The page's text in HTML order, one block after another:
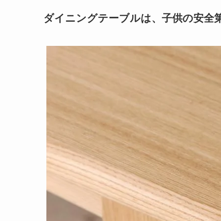
ダイニングテーブルは、子供の安全